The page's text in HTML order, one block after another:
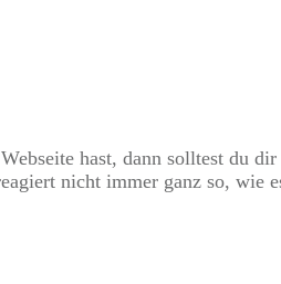
hast, dann solltest du
nicht immer ganz so, wie